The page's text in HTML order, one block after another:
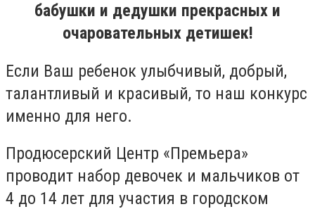
бабушки и дедушки прекрасных и
очаровательных детишек!
Если Ваш ребенок улыбчивый, добрый,
талантливый и красивый, то наш конкурс
именно для него.
Продюсерский Центр «Премьера»
проводит набор девочек и мальчиков от
4 до 14 лет для участия в городском